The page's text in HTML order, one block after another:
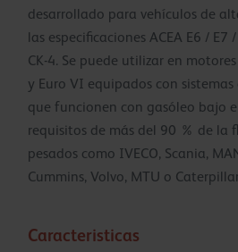
desarrollado para vehículos de
las especificaciones ACEA E6 / E7
CK-4. Se puede utilizar en
y Euro VI equipados con
que funcionen con gasóleo bajo
requisitos de más del 90 % de la
pesados como IVECO, Scania,
Cummins, Volvo, MTU o
Caracteristicas